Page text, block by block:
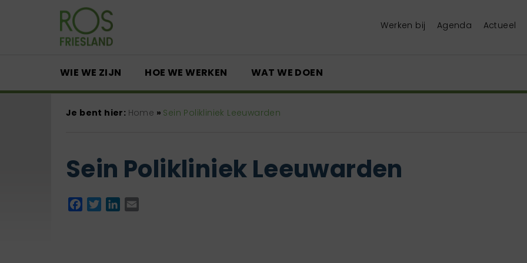
Werken bij Agenda Actueel
WIE WE ZIJN HOE WE WERKEN WAT WE DOEN
Je bent hier: Home » Sein Polikliniek Leeuwarden
Sein Polikliniek Leeuwarden
Facebook
TwitterLinkedIn